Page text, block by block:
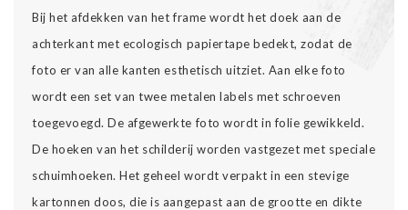
Bij het afdekken van het frame wordt het doek aan de
achterkant met ecologisch papiertape bedekt, zodat de
foto er van alle kanten esthetisch uitziet. Aan elke foto
wordt een set van twee metalen labels met schroeven
toegevoegd. De afgewerkte foto wordt in folie gewikkeld.
De hoeken van het schilderij worden vastgezet met speciale
schuimhoeken. Het geheel wordt verpakt in een stevige
kartonnen doos, die is aangepast aan de grootte en dikte